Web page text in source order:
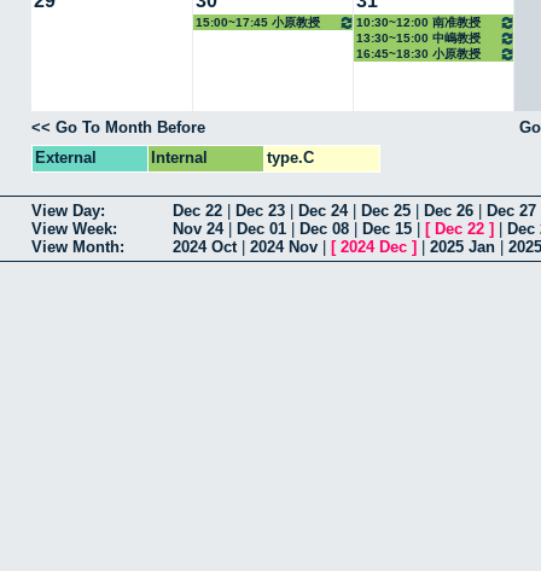
15:00~17:45 小原教授
10:30~12:00 南准教授
13:30~15:00 中嶋教授
16:45~18:30 小原教授
<< Go To Month Before
External
Internal type.C
View Day: Dec 22 Dec 23 Dec 24| Dec 25 Dec 26 Dec 27
View Week:
Nov 24| Dec 01 Dec 08 Dec 15 [ Dec 22 ]
Dec
View Month:
2024 Oct 2024 Nov [ 2024 Dec ] 2025 Jan